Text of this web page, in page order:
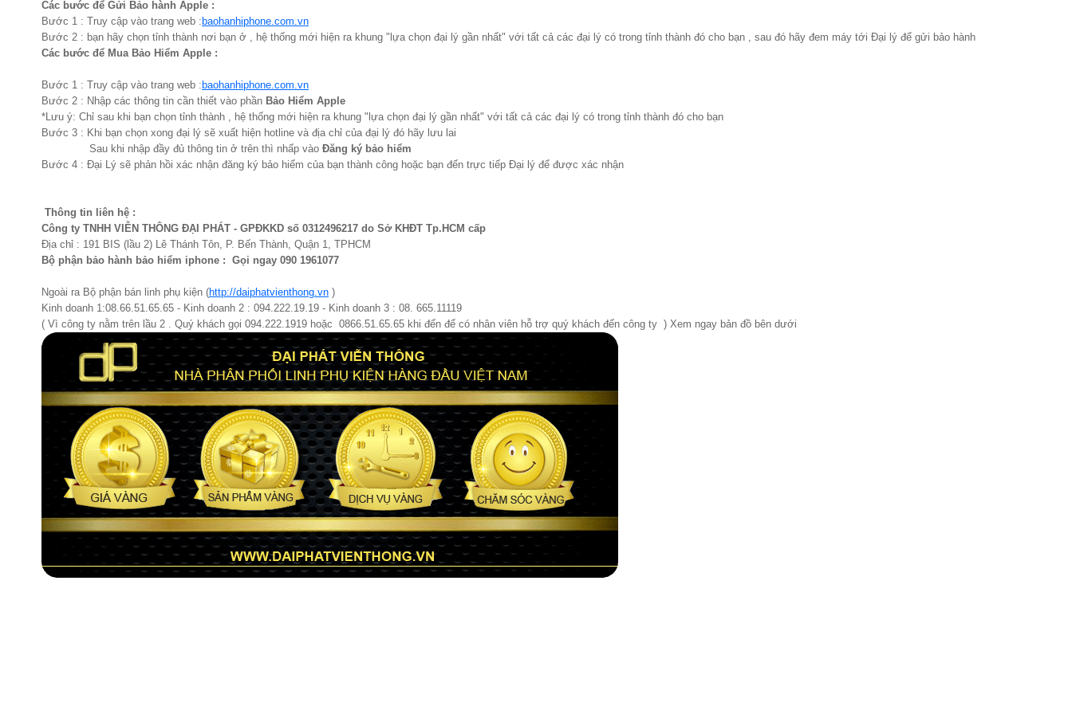
Các bước để Gửi Bảo hành Apple :
Bước 1 : Truy cập vào trang web : baohanhiphone.com.vn
Bước 2 : bạn hãy chọn tỉnh thành nơi bạn ở , hệ thống mới hiện ra khung "lựa chọn đại lý gần nhất" với tất cả các đại lý có trong tỉnh thành đó cho bạn , sau đó hãy đem máy tới Đại lý để gửi bảo hành
Các bước để Mua Bảo Hiểm Apple :
Bước 1 : Truy cập vào trang web : baohanhiphone.com.vn
Bước 2 : Nhập các thông tin cần thiết vào phần Bảo Hiểm Apple
*Lưu ý: Chỉ sau khi bạn chọn tỉnh thành , hệ thống mới hiện ra khung "lựa chọn đại lý gần nhất" với tất cả các đại lý có trong tỉnh thành đó cho bạn
Bước 3 : Khi bạn chọn xong đại lý sẽ xuất hiện hotline và địa chỉ của đại lý đó hãy lưu lai
Sau khi nhập đầy đủ thông tin ở trên thì nhấp vào Đăng ký bảo hiểm
Bước 4 : Đại Lý sẽ phản hồi xác nhận đăng ký bảo hiểm của bạn thành công hoặc bạn đến trực tiếp Đại lý để được xác nhận
Thông tin liên hệ :
Công ty TNHH VIỄN THÔNG ĐẠI PHÁT - GPĐKKD số 0312496217 do Sở KHĐT Tp.HCM cấp
Địa chỉ : 191 BIS (lầu 2) Lê Thánh Tôn, P. Bến Thành, Quận 1, TPHCM
Bộ phận bảo hành bảo hiểm iphone : Gọi ngay 090 1961077​
Ngoài ra Bộ phận bán linh phụ kiện (http://daiphatvienthong.vn )
Kinh doanh 1:08.66.51.65.65 - Kinh doanh 2 : 094.222.19.19 - Kinh doanh 3 : 08. 665.11119
( Vì công ty nằm trên lầu 2 . Quý khách gọi 094.222.1919 hoặc 0866.51.65.65 khi đến để có nhân viên hỗ trợ quý khách đến công ty ) Xem ngay bản đồ bên dưới